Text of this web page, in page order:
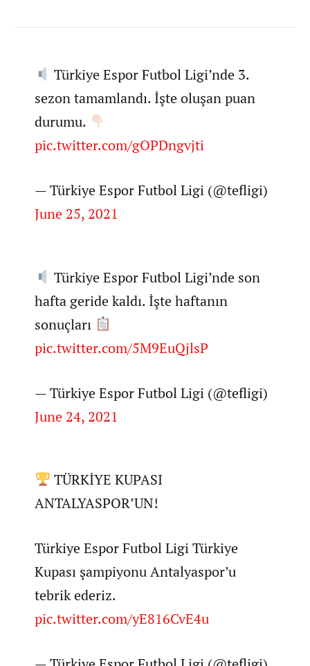
Türkiye Espor Futbol Ligi’nde 3.
sezon tamamlandı. İşte oluşan puan
durumu.
pic.twitter.com/gOPDngvjti
— Türkiye Espor Futbol Ligi (@tefligi)
June 25, 2021
Türkiye Espor Futbol Ligi’nde son
hafta geride kaldı. İşte haftanın
sonuçları
pic.twitter.com/5M9EuQjlsP
— Türkiye Espor Futbol Ligi (@tefligi)
June 24, 2021
TÜRKİYE KUPASI
ANTALYASPOR’UN!
Türkiye Espor Futbol Ligi Türkiye
Kupası şampiyonu Antalyaspor’u
tebrik ederiz.
pic.twitter.com/yE816CvE4u